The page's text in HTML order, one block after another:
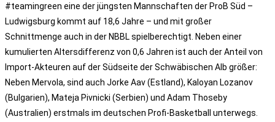
#teamingreen eine der jüngsten Mannschaften der ProB Süd –
Ludwigsburg kommt auf 18,6 Jahre – und mit großer
Schnittmenge auch in der NBBL spielberechtigt. Neben einer
kumulierten Altersdifferenz von 0,6 Jahren ist auch der Anteil von
Import-Akteuren auf der Südseite der Schwäbischen Alb größer:
Neben Mervola, sind auch Jorke Aav (Estland), Kaloyan Lozanov
(Bulgarien), Mateja Pivnicki (Serbien) und Adam Thoseby
(Australien) erstmals im deutschen Profi-Basketball unterwegs.